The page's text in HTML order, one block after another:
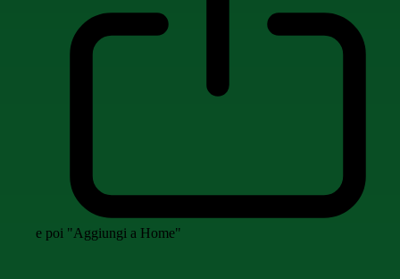
e poi "Aggiungi a Home"